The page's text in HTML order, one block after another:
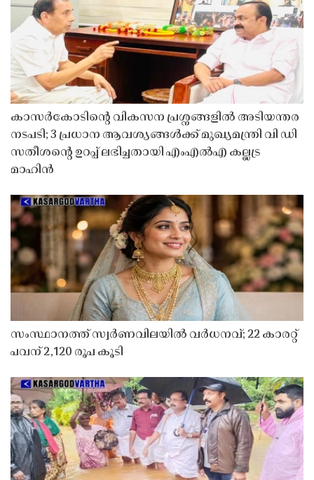
കാസർകോടിൻ്റെ വികസന പ്രശ്നങ്ങളിൽ അടിയന്തര
നടപടി; 3 പ്രധാന ആവശ്യങ്ങൾക്ക് മുഖ്യമന്ത്രി വി ഡി
സതീശൻ്റെ ഉറപ്പ് ലഭിച്ചതായി എംഎൽഎ കല്ലട്ര
മാഹിൻ
സംസ്ഥാനത്ത് സ്വർണവിലയിൽ വർധനവ്; 22 കാരറ്റ്
പവന് 2,120 രൂപ കൂടി